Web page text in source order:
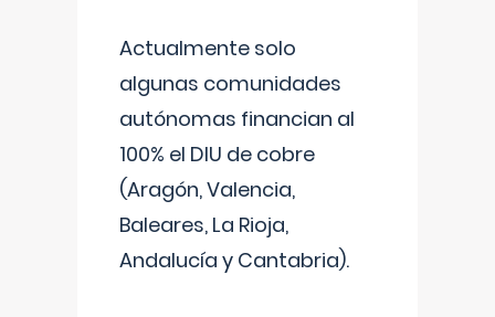
Actualmente solo
algunas comunidades
autónomas financian al
100% el DIU de cobre
(Aragón, Valencia,
Baleares, La Rioja,
Andalucía y Cantabria).